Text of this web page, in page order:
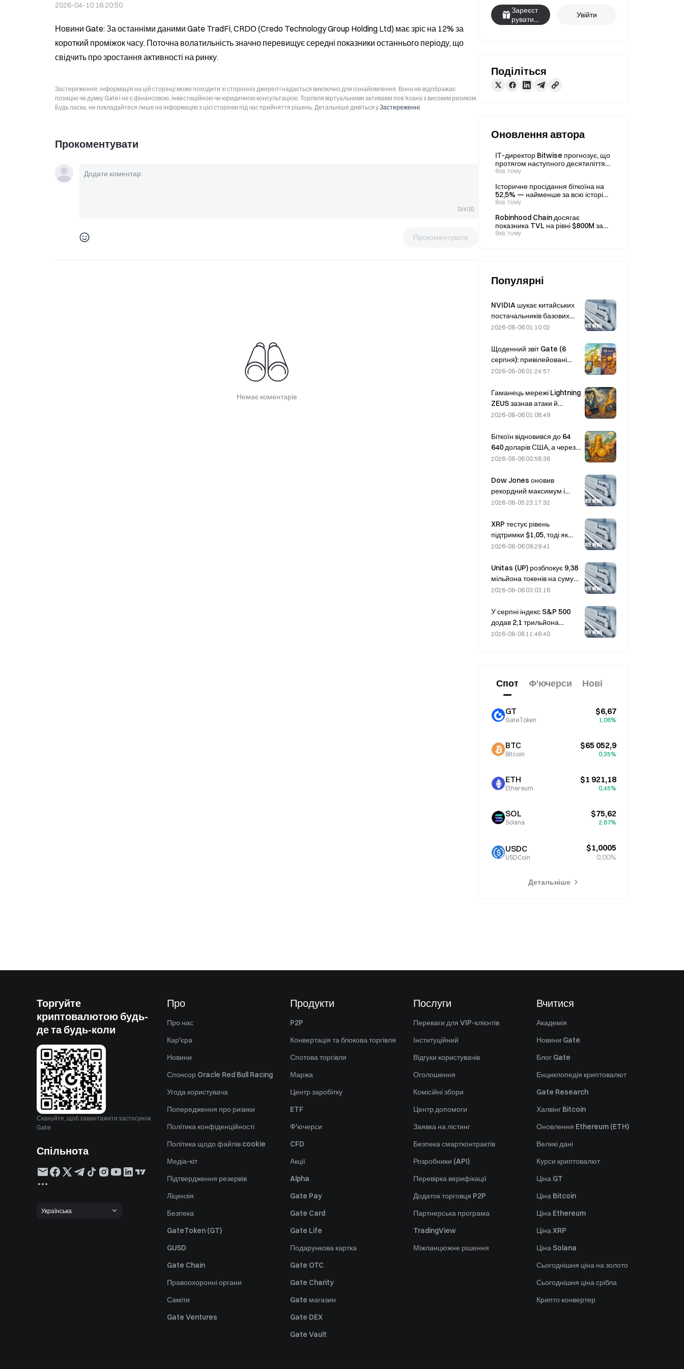
2026-04-10 16:20:50
Новини Gate: За останніми даними Gate TradFi, CRDO (Credo Technology Group Holding Ltd) має зріс на 12% за
короткий проміжок часу. Поточна волатильність значно перевищує середні показники останнього періоду, що
свідчить про зростання активності на ринку.
Застереження: інформація на цій сторінці може походити зі сторонніх джерел і надається виключно для ознайомлення. Вона не відображає
позицію чи думку Gate і не є фінансовою, інвестиційною чи юридичною консультацією. Торгівля віртуальними активами пов’язана з високим ризиком.
Будь ласка, не покладайтеся лише на інформацію з цієї сторінки під час прийняття рішень. Детальніше дивіться уЗастереженні.
Прокоментувати
0/400
Прокоментувати
Немає коментарів
Зареєст
руватис
Увійти
Поділіться
Оновлення автора
ІТ-директор Bitwise прогнозує, що
протягом наступного десятиліття
інституції вкладуть у Bitcoin
цільову ціну BTC на рівні 1,3
мільйона доларів до 2035 року
6хв. тому
Історичне просідання біткоїна на
52,5% — найменше за всю історію,
заявляє аналітик; подальший
невизначеним
8хв. тому
Robinhood Chain досягає
показника TVL на рівні $800M за
один місяць, обробивши 200
9хв. тому
Популярні
NVIDIA шукає китайських
постачальників базових
станцій на базі ШІ для
2026-08-06 01:10:02
Щоденний звіт Gate (6
серпня): привілейовані
акції Strategy STRC різко
підвищила прогноз
фінансових показників на
весь 2026 рік
2026-08-06 01:24:57
Гаманець мережі Lightning
ZEUS зазнав атаки й
тимчасово призупинив
повідомляється, що кошти
користувачів не втрачено.
2026-08-06 01:08:49
Біткоїн відновився до 64
640 доларів США, а через
уразливість Coldcard
сягнула тримісячного
максимуму
2026-08-06 00:58:38
Dow Jones оновив
рекордний максимум і
вночі продовжив
зростання; інвестиції в ШІ
стимулюють підйом.
2026-08-05 23:17:32
XRP тестує рівень
підтримки $1,05, тоді як
Ethereum утримується на
обсягів торгів
2026-08-06 09:29:41
Unitas (UP) розблокує 9,38
мільйона токенів на суму
3,18 мільйона доларів 13
2026-08-06 03:03:16
У серпні індекс S&P 500
додав 2,1 трильйона
доларів, зрісши на 3,12%,
2026-08-06 11:46:40
Спот Ф'ючерси Нові
GT
GateToken
$6,67
1,06%
BTC
Bitcoin
$65 052,9
0,35%
ETH
Ethereum
$1 921,18
0,45%
SOL
Solana
$75,62
2,67%
USDC
USDCoin
$1,0005
0,00%
Детальніше
Торгуйте
криптовалютою будь-
де та будь-коли
Скануйте, щоб завантажити застосунок
Gate
Спільнота
Українська
Про
Про нас
Кар'єра
Новини
Спонсор Oracle Red Bull Racing
Угода користувача
Попередження про ризики
Політика конфіденційності
Політика щодо файлів cookie
Медіа-кіт
Підтвердження резервів
Ліцензія
Безпека
GateToken (GT)
GUSD
Gate Chain
Правоохоронні органи
Саміти
Gate Ventures
Продукти
P2P
Конвертація та блокова торгівля
Спотова торгівля
Маржа
Центр заробітку
ETF
Ф'ючерси
CFD
Акції
Alpha
Gate Pay
Gate Card
Gate Life
Подарункова картка
Gate OTC
Gate Charity
Gate магазин
Gate DEX
Gate Vault
Послуги
Переваги для VIP-клієнтів
Інституційний
Відгуки користувачів
Оголошення
Комісійні збори
Центр допомоги
Заявка на лістинг
Безпека смартконтрактів
Розробники (API)
Перевірка верифікації
Додаток торговця P2P
Партнерська програма
TradingView
Міжланцюжне рішення
Вчитися
Академія
Новини Gate
Блог Gate
Енциклопедія криптовалют
Gate Research
Халвінг Bitcoin
Оновлення Ethereum (ETH)
Великі дані
Курси криптовалют
Ціна GT
Ціна Bitcoin
Ціна Ethereum
Ціна XRP
Ціна Solana
Сьогоднішня ціна на золото
Сьогоднішня ціна срібла
Крипто конвертер